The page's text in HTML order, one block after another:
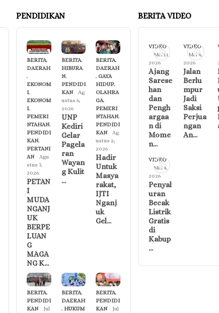
PENDIDIKAN
BERITA,
DAERAH
,
EKONOM
I,
EKONOM
I,
PEMERI
NTAHAN,
PENDIDI
KAN,
PERTANI
AN
Agu
stus 7,
2026
PETAN
I
MUDA
NGANJ
UK
BERPE
LUAN
G
MAGA
NG K…
BERITA,
HIBURA
N,
PENDIDI
KAN
Ag
ustus 6,
2026
UNP
Kediri
Gelar
Pagela
ran
Wayan
g Kulit
…
BERITA,
DAERAH
, GAYA
HIDUP,
OLAHRA
GA,
PEMERI
NTAHAN,
PENDIDI
KAN
Ag
ustus 2,
2026
Hadir
Untuk
Masya
rakat,
IJTI
Nganj
uk
Gel…
BERITA,
PENDIDI
KAN
Jul
BERITA,
DAERAH
, HUKUM
BERITA,
PENDIDI
KAN
Jul
BERITA VIDEO
VIDEO
Mei 11,
2026
Ajang
Sarese
han
dan
Pengh
argaa
n di
Mome
n…
VIDEO
Mei 4,
2026
Jalan
Berlu
mpur
Jadi
Saksi
Perjua
ngan
An…
VIDEO
Mei 4,
2026
Penyal
uran
Becak
Listrik
Gratis
di
Kabup
…